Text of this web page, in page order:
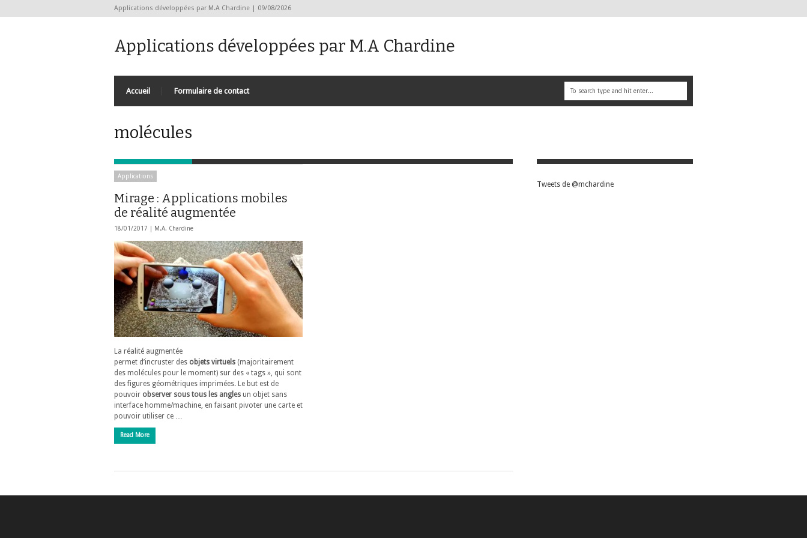
Applications développées par M.A Chardine | 09/08/2026
Applications développées par M.A Chardine
Accueil Formulaire de contact
molécules
Applications
Mirage : Applications mobiles
de réalité augmentée
18/01/2017 | M.A. Chardine
La réalité augmentée
permet d’incruster des objets virtuels (majoritairement
des molécules pour le moment) sur des « tags », qui sont
des figures géométriques imprimées. Le but est de
pouvoir observer sous tous les angles un objet sans
interface homme/machine, en faisant pivoter une carte et
pouvoir utiliser ce …
Read More
Tweets de @mchardine